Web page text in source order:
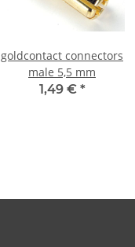
goldcontact connectors
male 5,5 mm
1,49 € *